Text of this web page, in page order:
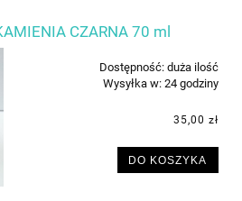
CZARNA 70 ml
Dostępność: duża ilość
Wysyłka w: 24 godziny
35,00 zł
DO KOSZYKA